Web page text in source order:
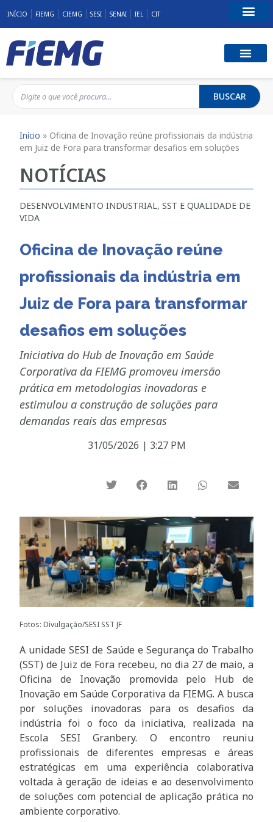
INÍCIO FIEMG CIEMG SESI SENAI IEL CIT
BUSCAR
Início » Oficina de Inovação reúne profissionais da indústria
em Juiz de Fora para transformar desafios em soluções
NOTÍCIAS
DESENVOLVIMENTO INDUSTRIAL,SST E QUALIDADE DE
VIDA
Oficina de Inovação reúne
profissionais da indústria em
Juiz de Fora para transformar
desafios em soluções
Iniciativa do Hub de Inovação em Saúde
Corporativa da FIEMG promoveu imersão
prática em metodologias inovadoras e
estimulou a construção de soluções para
demandas reais das empresas
31/05/2026 | 3:27 PM
Fotos: Divulgação/SESI SST JF
A unidade SESI de Saúde e Segurança do Trabalho
(SST) de Juiz de Fora recebeu, no dia 27 de maio, a
Oficina de Inovação promovida pelo Hub de
Inovação em Saúde Corporativa da FIEMG. A busca
por soluções inovadoras para os desafios da
indústria foi o foco da iniciativa, realizada na
Escola SESI Granbery. O encontro reuniu
profissionais de diferentes empresas e áreas
estratégicas em uma experiência colaborativa
voltada à geração de ideias e ao desenvolvimento
de soluções com potencial de aplicação prática no
ambiente corporativo.